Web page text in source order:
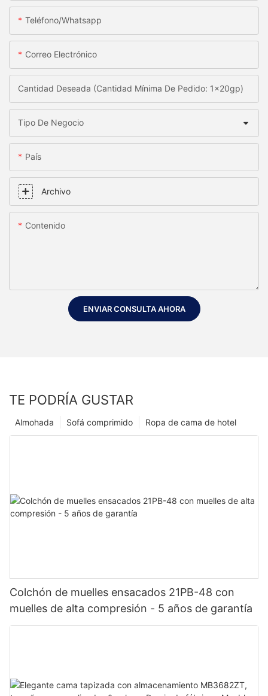
Teléfono/whatsapp
Correo Electrónico
Cantidad Deseada (Cantidad Mínima De Pedido: 1x20gp)
Tipo De Negocio
País
Archivo
Contenido
ENVIAR CONSULTA AHORA
TE PODRÍA GUSTAR
Ropa de cama de hotel
Sofá comprimido
Almohada
Colchón de muelles ensacados 21PB-48 con
muelles de alta compresión - 5 años de garantía